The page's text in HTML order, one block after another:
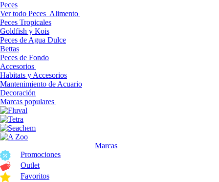
Peces
Ver todo Peces Alimento
Peces Tropicales
Goldfish y Kois
Peces de Agua Dulce
Bettas
Peces de Fondo
Accesorios
Habitats y Accesorios
Mantenimiento de Acuario
Decoración
Marcas populares
Marcas
Promociones
Outlet
Favoritos